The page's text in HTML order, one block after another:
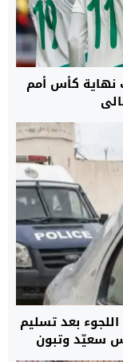
نهاية كأس أمم
بعد تسليم
سعيّد وتبون